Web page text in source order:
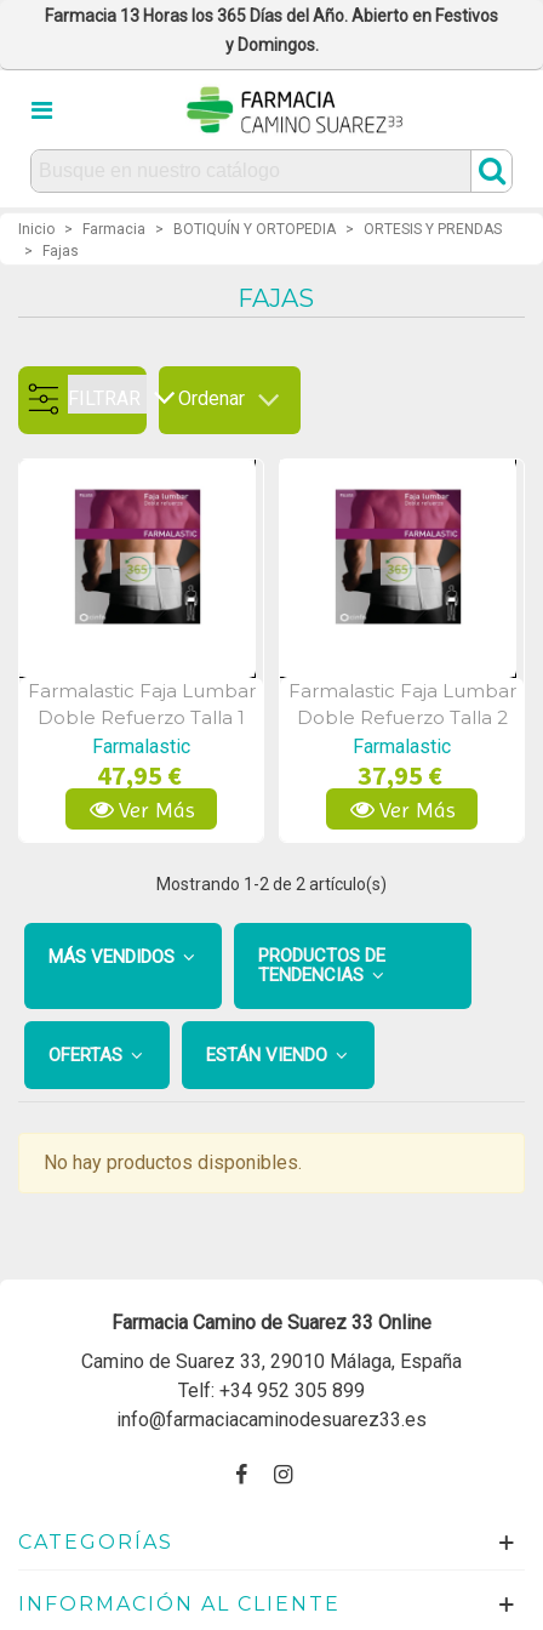
Farmacia 13 Horas los 365 Días del Año. Abierto en Festivos
y Domingos.
Inicio > Farmacia > BOTIQUÍN Y ORTOPEDIA >
ORTESIS Y PRENDAS
>
Fajas
FAJAS
FILTRAR Ordenar
Vista Rápida
Farmalastic Faja Lumbar
Doble Refuerzo Talla 1
Farmalastic
47,95 €
Ver Más
Vista Rápida
Farmalastic Faja Lumbar
Doble Refuerzo Talla 2
Farmalastic
37,95 €
Ver Más
Mostrando 1 -2 de 2 artículo(s)
MÁS VENDIDOS
PRODUCTOS DE
TENDENCIAS
OFERTAS ESTÁN VIENDO
No hay productos disponibles.
Farmacia Camino de Suarez 33 Online
Camino de Suarez 33, 29010 Málaga, España
Telf: +34 952 305 899
info@farmaciacaminodesuarez33.es
CATEGORÍAS
INFORMACIÓN AL CLIENTE